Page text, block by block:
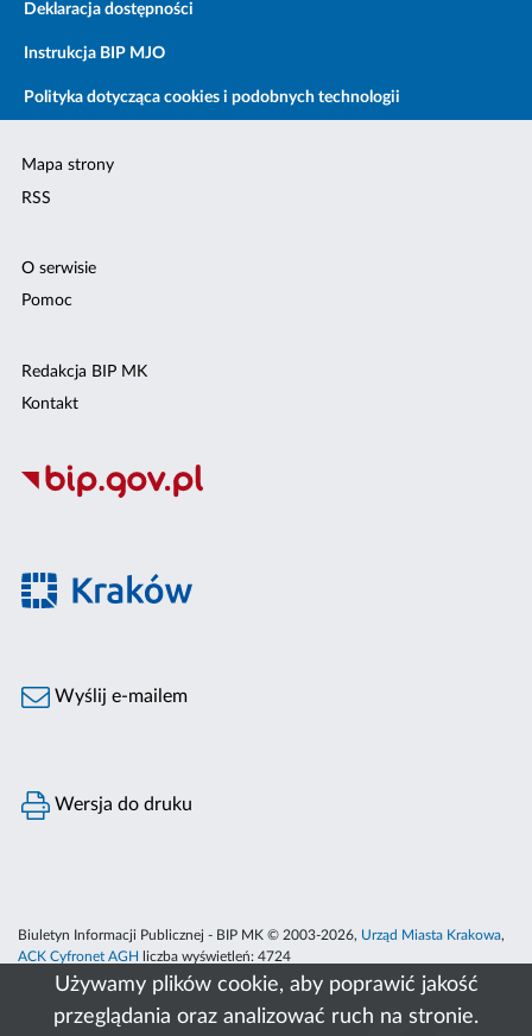
Używamy plików cookie, aby poprawić jakość
przeglądania oraz analizować ruch na stronie.
Deklaracja dostępności
Instrukcja BIP MJO
Polityka dotycząca cookies i podobnych technologii
Mapa strony
RSS
O serwisie
Pomoc
Redakcja BIP MK
Kontakt
Wyślij e-mailem
Wersja do druku
Biuletyn Informacji Publicznej - BIP MK © 2003-2026, Urząd Miasta Krakowa,
ACK Cyfronet AGH
liczba wyświetleń: 4724